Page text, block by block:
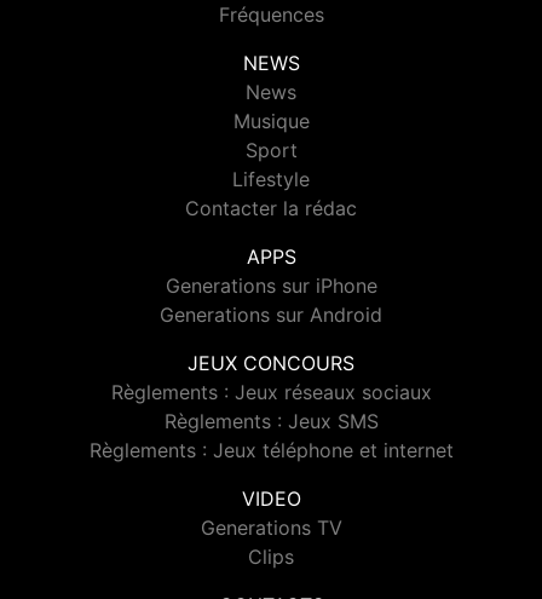
Fréquences
NEWS
News
Musique
Sport
Lifestyle
Contacter la rédac
APPS
Generations sur iPhone
Generations sur Android
JEUX CONCOURS
Règlements : Jeux réseaux sociaux
Règlements : Jeux SMS
Règlements : Jeux téléphone et internet
VIDEO
Generations TV
Clips